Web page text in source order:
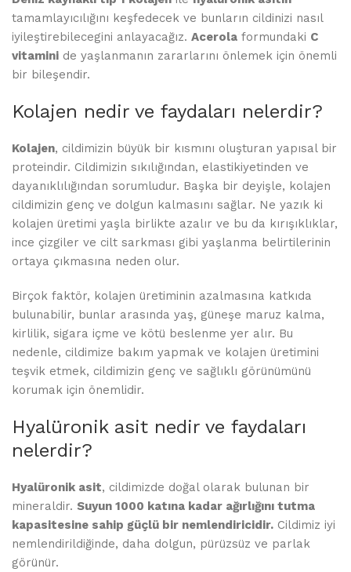
tamamlayıcılığını keşfedecek ve bunların cildinizi nasıl
iyileştirebilecegini anlayacağız. Acerola formundaki C
vitamini de yaşlanmanın zararlarını önlemek için önemli
bir bileşendir.
Kolajen nedir ve faydaları nelerdir?
Kolajen, cildimizin büyük bir kısmını oluşturan yapısal bir
proteindir. Cildimizin sıkılığından, elastikiyetinden ve
dayanıklılığından sorumludur. Başka bir deyişle, kolajen
cildimizin genç ve dolgun kalmasını sağlar. Ne yazık ki
kolajen üretimi yaşla birlikte azalır ve bu da kırışıklıklar,
ince çizgiler ve cilt sarkması gibi yaşlanma belirtilerinin
ortaya çıkmasına neden olur.
Birçok faktör, kolajen üretiminin azalmasına katkıda
bulunabilir, bunlar arasında yaş, güneşe maruz kalma,
kirlilik, sigara içme ve kötü beslenme yer alır. Bu
nedenle, cildimize bakım yapmak ve kolajen üretimini
teşvik etmek, cildimizin genç ve sağlıklı görünümünü
korumak için önemlidir.
Hyalüronik asit nedir ve faydaları
nelerdir?
Hyalüronik asit, cildimizde doğal olarak bulunan bir
mineraldir. Suyun 1000 katına kadar ağırlığını tutma
kapasitesine sahip güçlü bir nemlendiricidir. Cildimiz iyi
nemlendirildiğinde, daha dolgun, pürüzsüz ve parlak
görünür.